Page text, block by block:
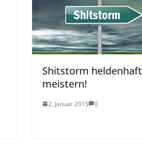
Shitstorm heldenhaft
meistern!
2. Januar 2015 0